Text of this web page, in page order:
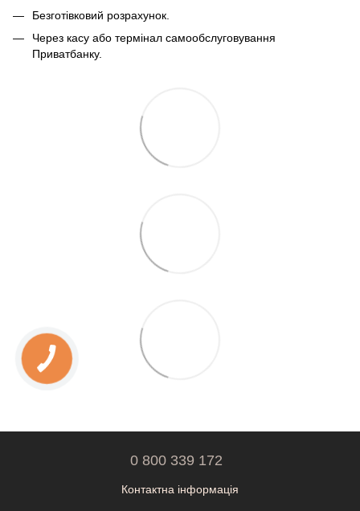
Безготівковий розрахунок.
Через касу або термінал самообслуговування
Приватбанку.
0 800 339 172
Контактна інформація